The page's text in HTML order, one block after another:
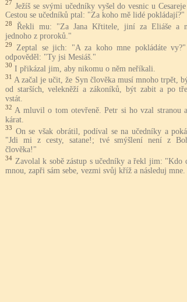
27 Ježíš se svými učedníky vyšel do vesnic u
Cestou se učedníků ptal: "Za koho mě lidé pokládají?"
28
Řekli mu: "Za Jana Křtitele, jiní za Eliáše a
jednoho z proroků."
29
Zeptal se jich: "A za koho mne pokládáte
odpověděl: "Ty jsi Mesiáš."
30 I přikázal jim, aby nikomu o něm neříkali.
31 A začal je učit, že Syn člověka musí mnoho trpět,
od starších, velekněží a zákoníků, být zabit a po
vstát.
32 A mluvil o tom otevřeně. Petr si ho vzal stranou
kárat.
33 On se však obrátil, podíval se na učedníky a
"Jdi mi z cesty, satane!; tvé smýšlení není z
člověka!"
34 Zavolal k sobě zástup s učedníky a řekl jim: "Kdo
mnou, zapři sám sebe, vezmi svůj kříž a následuj mne.